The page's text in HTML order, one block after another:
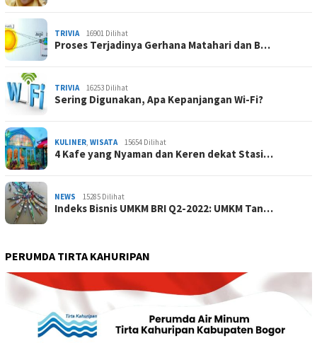
TRIVIA 16901 Dilihat
Proses Terjadinya Gerhana Matahari dan B…
TRIVIA 16253 Dilihat
Sering Digunakan, Apa Kepanjangan Wi-Fi?
KULINER, WISATA 15654 Dilihat
4 Kafe yang Nyaman dan Keren dekat Stasi…
NEWS 15285 Dilihat
Indeks Bisnis UMKM BRI Q2-2022: UMKM Tan…
PERUMDA TIRTA KAHURIPAN